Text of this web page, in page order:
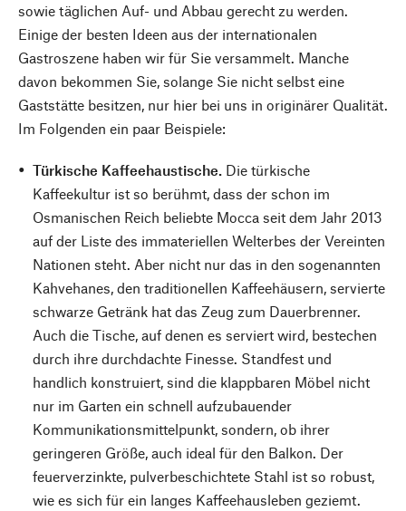
sowie täglichen Auf- und Abbau gerecht zu werden.
Einige der besten Ideen aus der internationalen
Gastroszene haben wir für Sie versammelt. Manche
davon bekommen Sie, solange Sie nicht selbst eine
Gaststätte besitzen, nur hier bei uns in originärer Qualität.
Im Folgenden ein paar Beispiele:
Türkische Kaffeehaustische. Die türkische
Kaffeekultur ist so berühmt, dass der schon im
Osmanischen Reich beliebte Mocca seit dem Jahr 2013
auf der Liste des immateriellen Welterbes der Vereinten
Nationen steht. Aber nicht nur das in den sogenannten
Kahvehanes, den traditionellen Kaffeehäusern, servierte
schwarze Getränk hat das Zeug zum Dauerbrenner.
Auch die Tische, auf denen es serviert wird, bestechen
durch ihre durchdachte Finesse. Standfest und
handlich konstruiert, sind die klappbaren Möbel nicht
nur im Garten ein schnell aufzubauender
Kommunikationsmittelpunkt, sondern, ob ihrer
geringeren Größe, auch ideal für den Balkon. Der
feuerverzinkte, pulverbeschichtete Stahl ist so robust,
wie es sich für ein langes Kaffeehausleben geziemt.